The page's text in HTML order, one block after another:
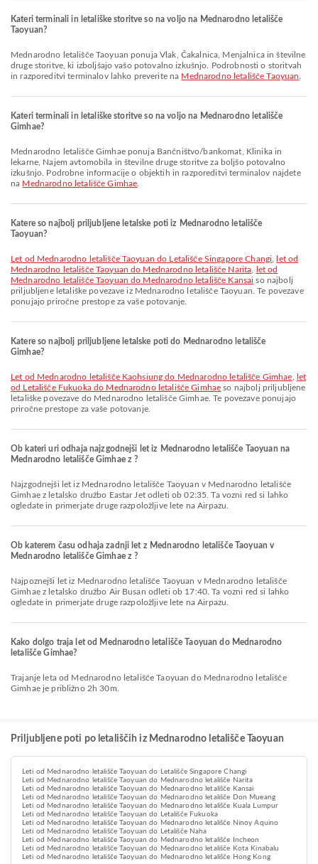
Kateri terminali in letališke storitve so na voljo na Mednarodno letališče
Taoyuan?
Mednarodno letališče Taoyuan ponuja Vlak, Čakalnica, Menjalnica in številne
druge storitve, ki izboljšajo vašo potovalno izkušnjo. Podrobnosti o storitvah
in razporeditvi terminalov lahko preverite na Mednarodno letališče Taoyuan
Kateri terminali in letališke storitve so na voljo na Mednarodno letališče
Gimhae?
Mednarodno letališče Gimhae ponuja Bančništvo/bankomat, Klinika in
lekarne, Najem avtomobila in številne druge storitve za boljšo potovalno
izkušnjo. Podrobne informacije o objektih in razporeditvi terminalov najdete
na Mednarodno letališče Gimhae
Katere so najbolj priljubljene letalske poti iz Mednarodno letališče
Taoyuan?
let od Mednarodno letališče Taoyuan do Letališče Singapore Changi
let od
Mednarodno letališče Taoyuan do Mednarodno letališče Narita
let od
Mednarodno letališče Taoyuan do Mednarodno letališče Kansai so najbolj
priljubljene letališke povezave iz Mednarodno letališče Taoyuan. Te povezave
ponujajo priročne prestope za vaše potovanje.
Katere so najbolj priljubljene letalske poti do Mednarodno letališče
Gimhae?
let od Mednarodno letališče Kaohsiung do Mednarodno letališče Gimhae
let
od Letališče Fukuoka do Mednarodno letališče Gimhae so najbolj priljubljene
letališke povezave do Mednarodno letališče Gimhae. Te povezave ponujajo
priročne prestope za vaše potovanje.
Ob kateri uri odhaja najzgodnejši let iz Mednarodno letališče Taoyuan na
Mednarodno letališče Gimhae z ?
Najzgodnejši let iz Mednarodno letališče Taoyuan v Mednarodno letališče
Gimhae z letalsko družbo Eastar Jet odleti ob 02:35. Ta vozni red si lahko
ogledate in primerjate druge razpoložljive lete na Airpazu.
Ob katerem času odhaja zadnji let z Mednarodno letališče Taoyuan v
Mednarodno letališče Gimhae z ?
Najpoznejši let iz Mednarodno letališče Taoyuan v Mednarodno letališče
Gimhae z letalsko družbo Air Busan odleti ob 17:40. Ta vozni red si lahko
ogledate in primerjate druge razpoložljive lete na Airpazu.
Kako dolgo traja let od Mednarodno letališče Taoyuan do Mednarodno
letališče Gimhae?
Trajanje leta od Mednarodno letališče Taoyuan do Mednarodno letališče
Gimhae je približno 2h 30m.
Priljubljene poti po letališčih iz Mednarodno letališče Taoyuan
Leti od Mednarodno letališče Taoyuan do Letališče Singapore Changi
Leti od Mednarodno letališče Taoyuan do Mednarodno letališče Narita
Leti od Mednarodno letališče Taoyuan do Mednarodno letališče Kansai
Leti od Mednarodno letališče Taoyuan do Mednarodno letališče Don Mueang
Leti od Mednarodno letališče Taoyuan do Mednarodno letališče Kuala Lumpur
Leti od Mednarodno letališče Taoyuan do Letališče Fukuoka
Leti od Mednarodno letališče Taoyuan do Mednarodno letališče Ninoy Aquino
Leti od Mednarodno letališče Taoyuan do Letališče Naha
Leti od Mednarodno letališče Taoyuan do Mednarodno letališče Incheon
Leti od Mednarodno letališče Taoyuan do Mednarodno letališče Kota Kinabalu
Leti od Mednarodno letališče Taoyuan do Mednarodno letališče Hong Kong